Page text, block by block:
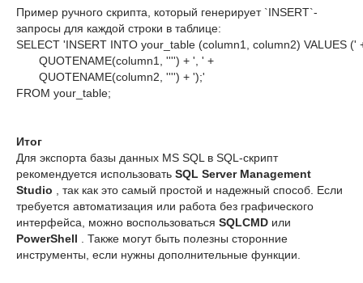
Пример ручного скрипта, который генерирует `INSERT`-
запросы для каждой строки в таблице:
SELECT 'INSERT INTO your_table (column1, column2) VALUES ('
       QUOTENAME(column1, '''') + ', ' +
       QUOTENAME(column2, '''') + ');'
Итог
Для экспорта базы данных MS SQL в SQL-скрипт
рекомендуется использовать SQL Server Management
Studio
, так как это самый простой и надежный способ. Если
требуется автоматизация или работа без графического
интерфейса, можно воспользоваться SQLCMD или
PowerShell
. Также могут быть полезны сторонние
инструменты, если нужны дополнительные функции.